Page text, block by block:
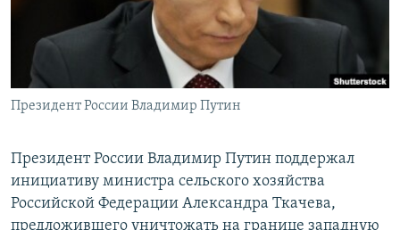
ПОБЕДИТЕЛЕЙ НЕ СУДЯТ?
КРЫМ.НЕПОКОРЕННЫЙ
ELIFBE
УКРАИНСКАЯ ПРОБЛЕМА КРЫМА
ПРИСОЕДИНЯЙТЕСЬ!
Президент России Владимир Путин
Президент России Владимир Путин поддержал
инициативу министра сельского хозяйства
Российской Федерации Александра Ткачева,
предложившего уничтожать на границе западную